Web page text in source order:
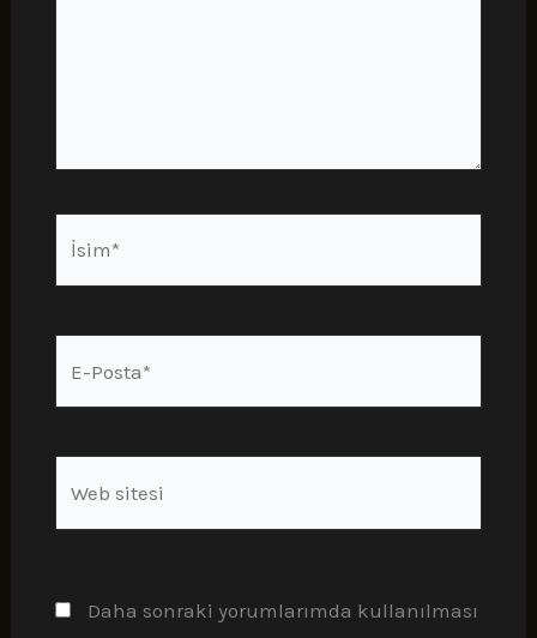
Daha sonraki yorumlarımda kullanılması